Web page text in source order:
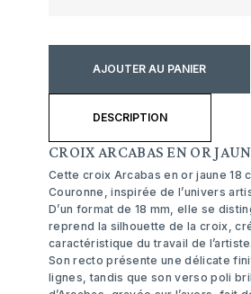
AJOUTER AU PANIER
DESCRIPTION
CROIX ARCABAS EN OR
Cette croix Arcabas en or jaune 18
Couronne, inspirée de l’univers
D’un format de 18 mm, elle se
reprend la silhouette de la croix,
caractéristique du travail de l’artiste.
Son recto présente une délicate
lignes, tandis que son verso poli